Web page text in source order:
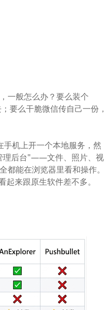
一般怎么办？要么装个
要么干脆微信传自己一份，
机上开一个本地服务，然
理后台"——文件、照片、视
能在浏览器里看和操作。
来跟原生软件差不多。